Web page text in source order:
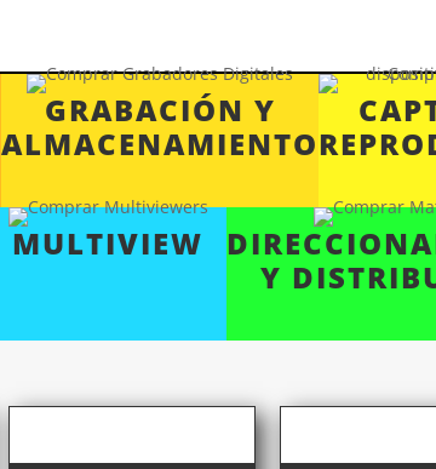
GRABACIÓN Y
ALMACENAMIENTO
MULTIVIEW
Y